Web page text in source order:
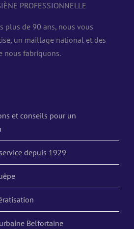
PROFESSIONNELLE
plus de 90 ans, nous vous
un maillage national et des
nous fabriquons.
et conseils pour un
depuis 1929
Belfortaine